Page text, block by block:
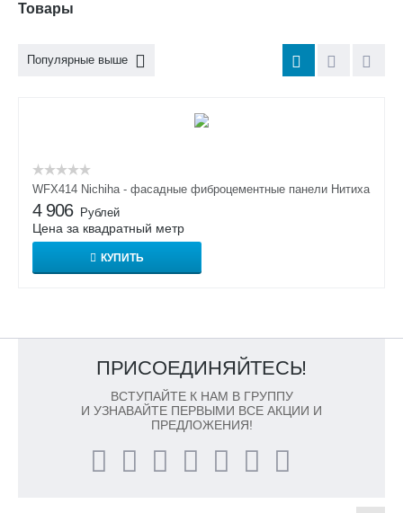
Товары
Популярные выше
WFX414 Nichiha - фасадные фиброцементные панели Нитиха
4 906 Рублей
Цена за квадратный метр
КУПИТЬ
ПРИСОЕДИНЯЙТЕСЬ!
ВСТУПАЙТЕ К НАМ В ГРУППУ
И УЗНАВАЙТЕ ПЕРВЫМИ ВСЕ АКЦИИ И
ПРЕДЛОЖЕНИЯ!